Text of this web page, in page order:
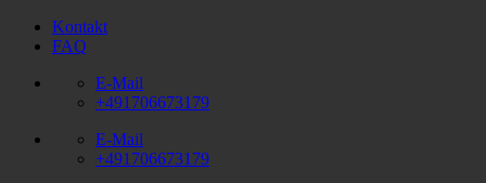
Zum
Inhalt
Kontakt
FAQ
E-Mail
+491706673179
E-Mail
+491706673179